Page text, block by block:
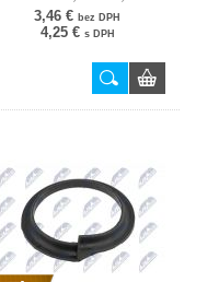
/PREDNÉ, DOLNÉ/
31331091864 AD-BM-018
3,46 € bez DPH
4,25 € s DPH